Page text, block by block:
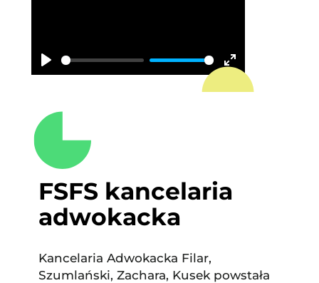
Play
Enter
fullscreen
FSFS kancelaria
adwokacka
Kancelaria Adwokacka Filar,
Szumlański, Zachara, Kusek powstała